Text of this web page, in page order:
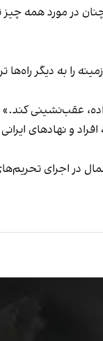
در مورد همه
را به دیگر
عقب‌نشینی کند.»
و نهادهای
در اجرای